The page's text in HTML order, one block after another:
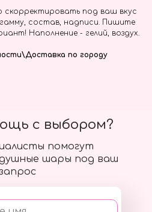
под ваш вкус
состав, надписи. Пишите
Наполнение - гелий, воздух.
по городу
помогут
шары под ваш
с выбором?